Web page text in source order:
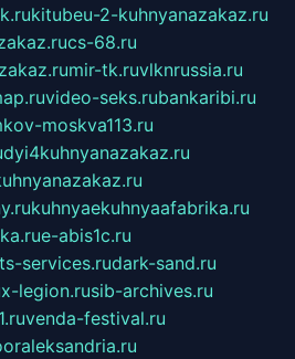
kitubeu-2-kuhnyanazakaz.ru
cs-68.ru
mir-tk.ruvlknrussia.ru
video-seks.rubankaribi.ru
moskva113.ru
kuhnyaekuhnyaafabrika.ru
e-abis1c.ru
services.rudark-sand.ru
x-legion.rusib-archives.ru
venda-festival.ru